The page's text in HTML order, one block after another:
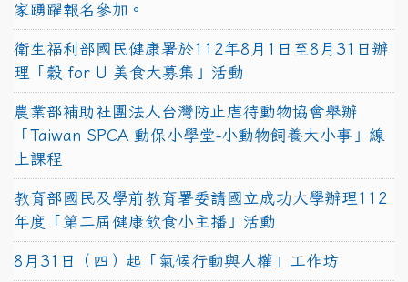
家踴躍報名參加。
衛生福利部國民健康署於112年8月1日至8月31日辦
理「穀 for U 美食大募集」活動
農業部補助社團法人台灣防止虐待動物協會舉辦
「Taiwan SPCA 動保小學堂-小動物飼養大小事」線
上課程
教育部國民及學前教育署委請國立成功大學辦理112
年度「第二屆健康飲食小主播」活動
8月31日（四）起「氣候行動與人權」工作坊